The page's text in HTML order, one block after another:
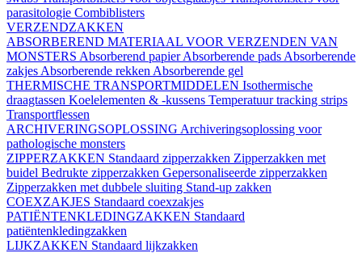
parasitologie Combiblisters
VERZENDZAKKEN
ABSORBEREND MATERIAAL VOOR VERZENDEN VAN
MONSTERS Absorberend papierAbsorberende pads Absorberende
zakjes Absorberende rekken Absorberende gel
THERMISCHE TRANSPORTMIDDELEN Isothermische
draagtassen Koelelementen & -kussens Temperatuur tracking strips
Transportflessen
ARCHIVERINGSOPLOSSING Archiveringsoplossing voor
pathologische monsters
ZIPPERZAKKEN Standaard zipperzakken Zipperzakken met
buidel Bedrukte zipperzakken Gepersonaliseerde zipperzakken
Zipperzakken met dubbele sluiting Stand-up zakken
COEXZAKJES Standaard coexzakjes
PATIËNTENKLEDINGZAKKEN Standaard
patiëntenkledingzakken
LIJKZAKKEN Standaard lijkzakken